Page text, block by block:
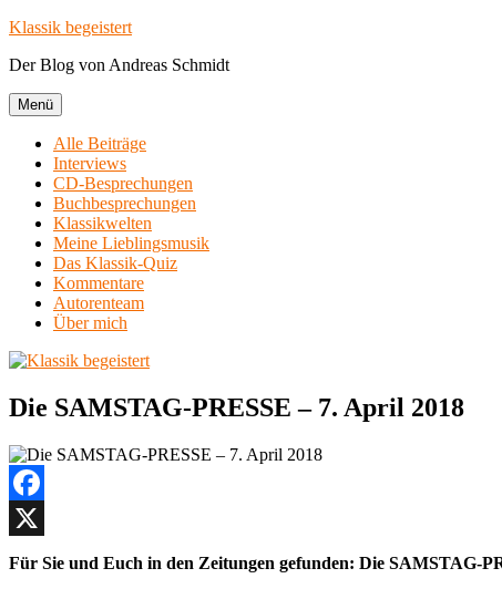
Zum
springen
Klassik begeistert
Der Blog von Andreas Schmidt
Menü
Alle Beiträge
Interviews
CD-Besprechungen
Buchbesprechungen
Klassikwelten
Meine Lieblingsmusik
Das Klassik-Quiz
Kommentare
Autorenteam
Über mich
Die SAMSTAG-PRESSE – 7. April 2018
Facebook
X
Für Sie und Euch in den Zeitungen gefunden: Die SAMSTAG-